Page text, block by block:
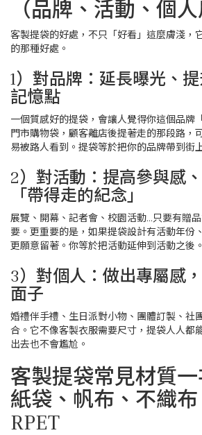
（品牌、活動、個人
客製提袋的好處，不只「好看」這麼膚淺，
的那種好處。
1）對品牌：延長曝光、
記憶點
一個質感好的提袋，會讓人覺得你這個品牌
門市購物袋，顧客離店後提著走的那段路，
易被路人看到。提袋等於把你的品牌帶到街
2）對活動：提高參與感
「帶得走的紀念」
展覽、開幕、記者會、校園活動…只要有贈
要。更重要的是，如果提袋設計有活動年份
更願意留著。你等於把活動延伸到活動之後。
3）對個人：做出專屬感
面子
婚禮伴手禮、生日派對小物、團體訂製、社
合。它不像客製衣服需要尺寸，提袋人人都
出去也不會尷尬。
客製提袋常見材質一
紙袋、帆布、不織布
RPET